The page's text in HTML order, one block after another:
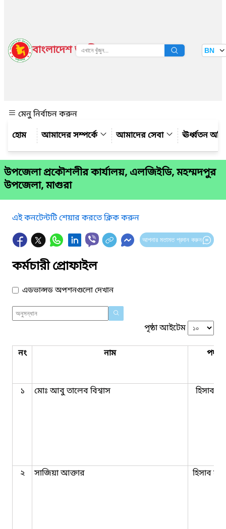
বাংলাদেশ জাতীয় তথ্য বাতায়ন BN
মেনু নির্বাচন করুন
আমাদের সম্পর্কে
আমাদের সেবা ঊর্ধ্বতন
উপজেলা প্রকৌশলীর কার্যালয়, এলজিইডি, মহম্মদপুর
উপজেলা, মাগুরা
এই কনটেন্টটি শেয়ার করতে ক্লিক করুন
আপনার মতামত প্রদান করুন
কর্মচারী প্রোফাইল
এডভান্সড অপশনগুলো দেখান
পৃষ্ঠা আইটেম
নং নাম পদবি
১ মোঃ আবু তালেব বিশ্বাস হিসাব
২ সাজিয়া আক্তার হিসাব